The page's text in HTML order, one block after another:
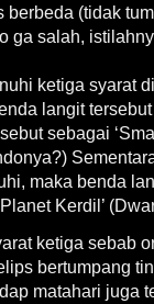
berbeda (tidak
ga salah,
ketiga syarat
langit
sebagai
maka benda
Kerdil’
ketiga sebab
bertumpang
matahari juga